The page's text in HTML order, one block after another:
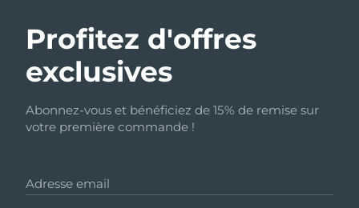
Profitez d'offres
exclusives
Abonnez-vous et bénéficiez de 15% de remise sur
votre première commande !
Adresse email